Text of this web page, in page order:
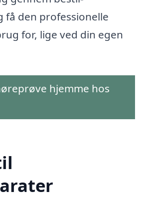
få den professionelle
for, lige ved din egen
hjemme hos